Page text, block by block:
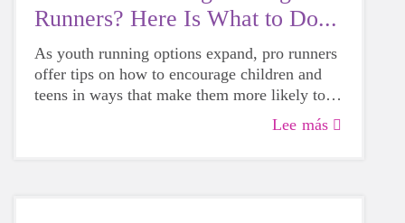
Runners? Here Is What to Do...
As youth running options expand, pro runners
offer tips on how to encourage children and
teens in ways that make them more likely to
Lee más